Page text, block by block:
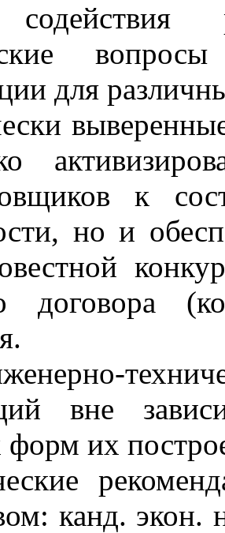
вия
вопросы
для
вы
активиз
к
но и
кон
договора
ий вне зав
форм их
ре
канд. экон.